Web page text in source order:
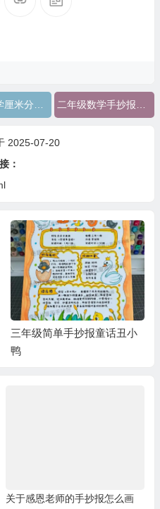
2025-07-20
：
三年级简单手抄报童话丑小
鸭
关于感恩老师的手抄报怎么画